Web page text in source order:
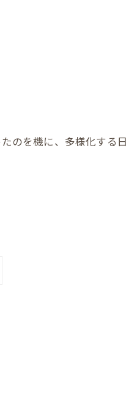
のを機に、多様化する